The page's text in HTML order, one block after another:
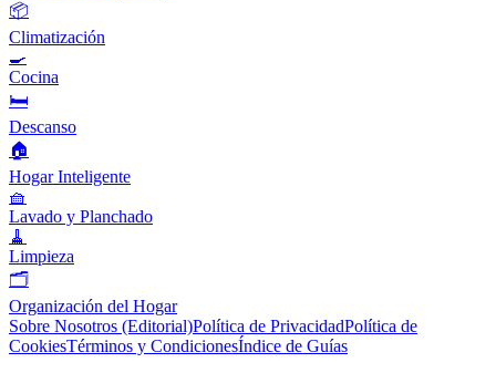
📦
Climatización
🍳
Cocina
🛏️
Descanso
🏠
Hogar Inteligente
🧺
Lavado y Planchado
🧹
Limpieza
🗂️
Organización del Hogar
Sobre Nosotros (Editorial)Política de PrivacidadPolítica de
CookiesTérminos y CondicionesÍndice de Guías